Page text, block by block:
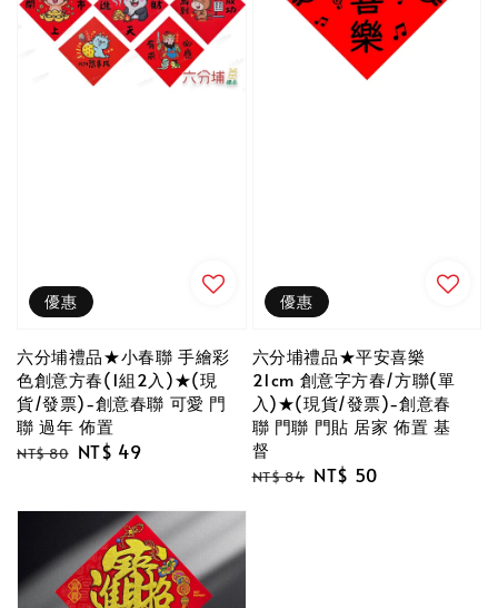
優惠
六分埔禮品★小春聯 手繪彩
色創意方春(1組2入)★(現
貨/發票)-創意春聯 可愛 門
聯 過年 佈置
Regular
NT$ 80 Sale
NT$ 49
優惠
六分埔禮品★平安喜樂
21cm 創意字方春/方聯(單
入)★(現貨/發票)-創意春
聯 門聯 門貼 居家 佈置 基
督
Regular
NT$ 84 Sale
NT$ 50